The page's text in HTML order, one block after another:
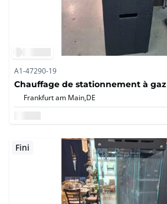
A1-47290-19
Chauffage de stationnement à gaz
Frankfurt am Main,DE
Fini